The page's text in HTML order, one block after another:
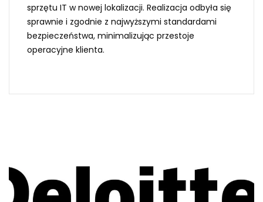
sprzętu IT w nowej lokalizacji. Realizacja odbyła się
sprawnie i zgodnie z najwyższymi standardami
bezpieczeństwa, minimalizując przestoje
operacyjne klienta.